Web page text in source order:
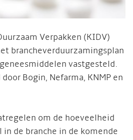
Verpakken (KIDV)
brancheverduurzamingsplan
vastgesteld.
Bogin, Nefarma, KNMP en
om de hoeveelheid
de branche in de komende